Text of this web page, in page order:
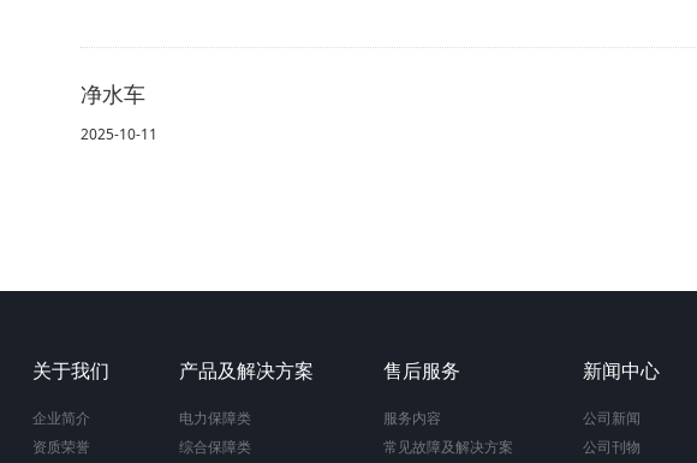
净水车
2025-10-11
关于我们
企业简介
资质荣誉
产品及解决方案
电力保障类
综合保障类
售后服务
服务内容
常见故障及解决方案
新闻中心
公司新闻
公司刊物